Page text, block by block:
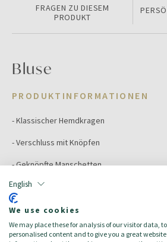
English
We use cookies
We may place these for analysis of our visitor data,
personalised content and to give you a great
FRAGEN ZU DIESEM
PRODUKT
Bluse
PRODUKTINFORMATIONEN
- Klassischer Hemdkragen
- Verschluss mit Knöpfen
- Geknöpfte Manschetten
- Baumwolle
Color: dunkelblau
Größe: 50